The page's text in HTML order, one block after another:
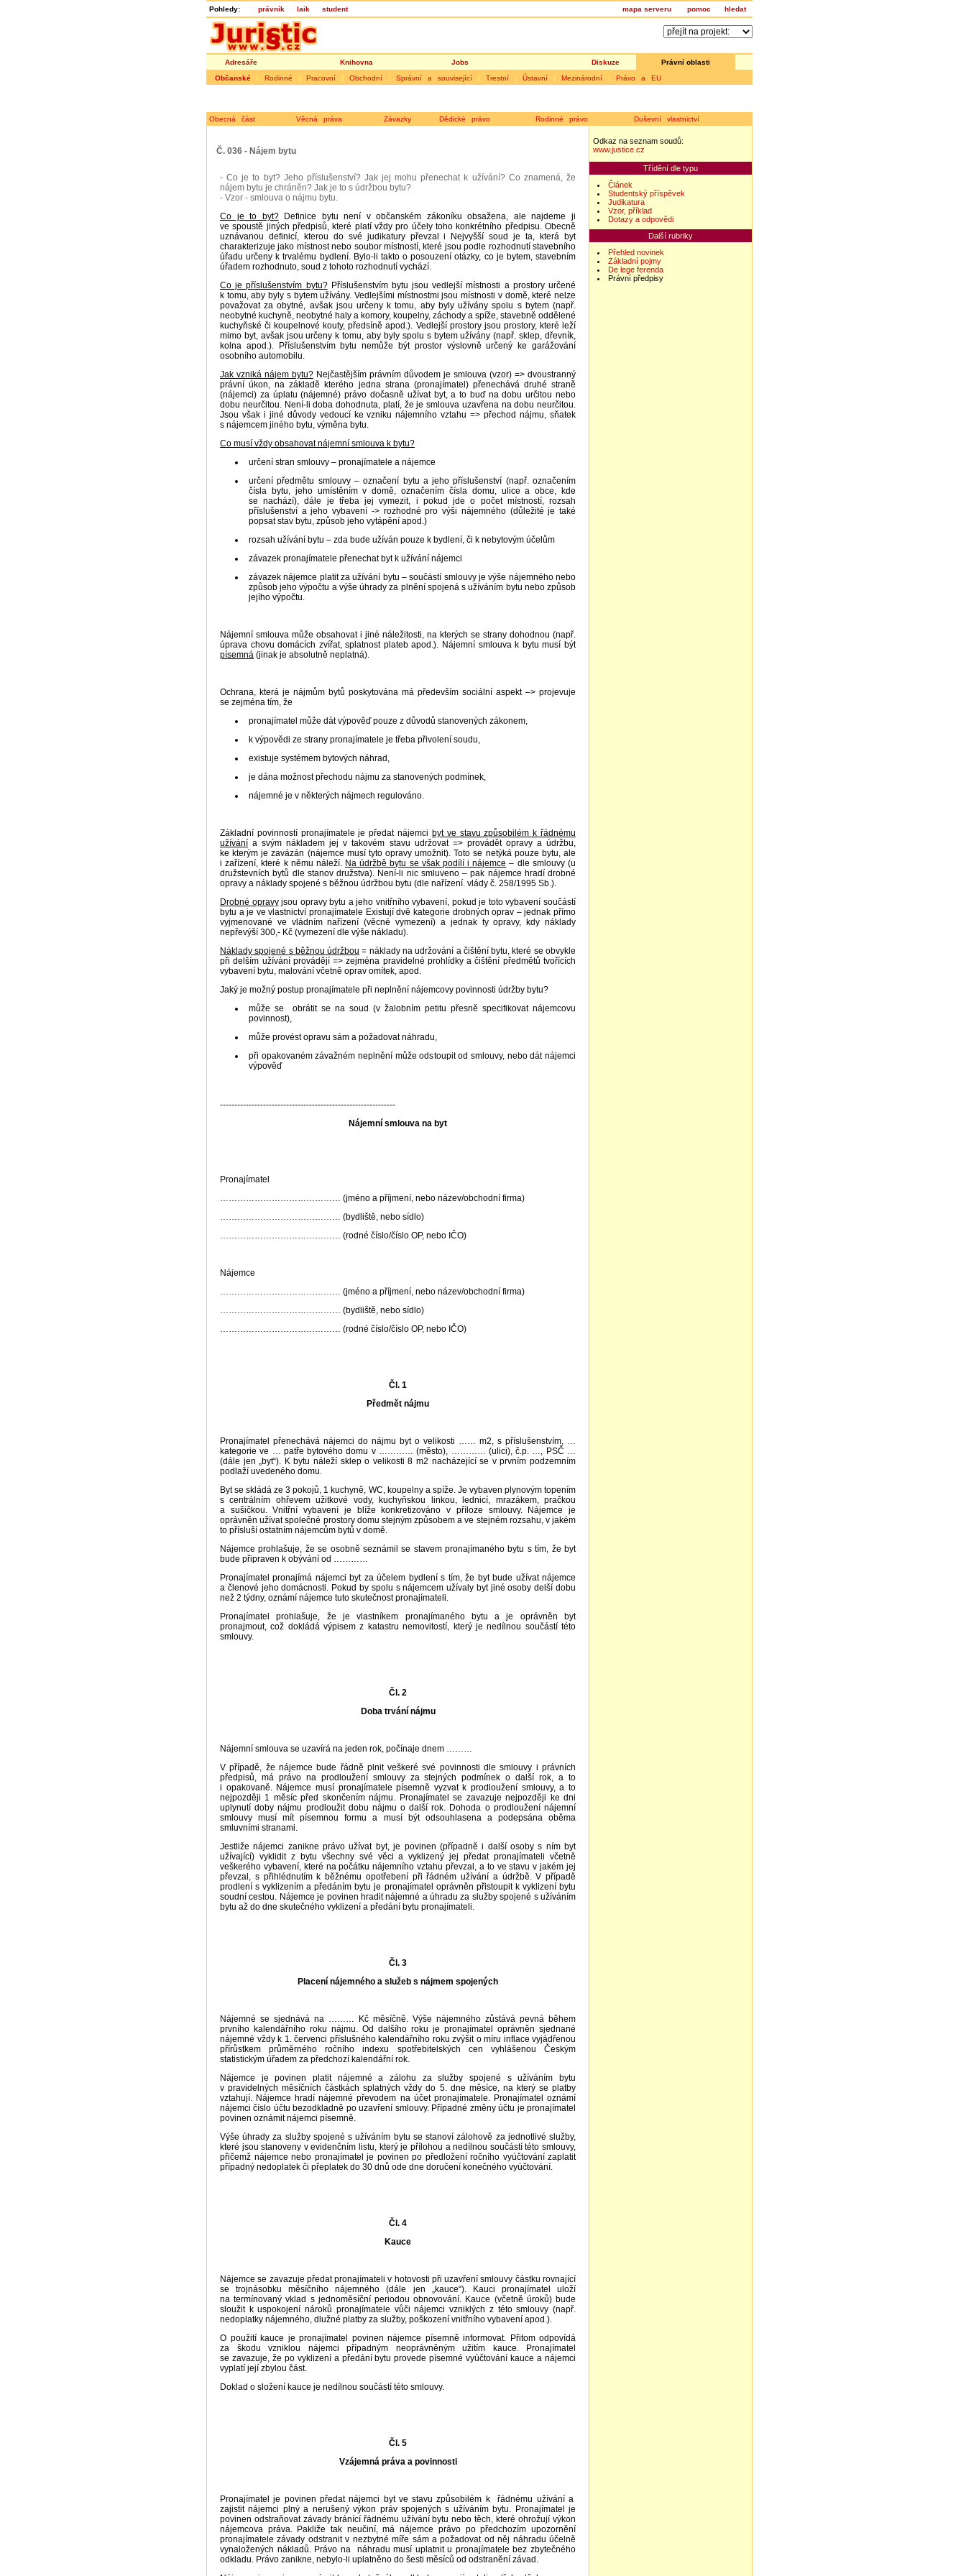
Pohledy: právník laik student mapa serveru pomoc hledat
Adresáře Knihovna Jobs Diskuze
Právní oblasti
Občanské | Rodinné | Pracovní | Obchodní | Správní a související | Trestní | Ústavní | Mezinárodní | Právo a EU
Obecná část Věcná práva Závazky Dědické právo Rodinné právo Duševní vlastnictví
Č. 036 - Nájem bytu
- Co je to byt? Jeho příslušenství? Jak jej mohu přenechat k užívání? Co znamená, že
nájem bytu je chráněn? Jak je to s údržbou bytu?
- Vzor - smlouva o nájmu bytu.
Co je to byt?Definice bytu není v občanském zákoníku obsažena, ale najdeme ji
ve spoustě jiných předpisů, které platí vždy pro účely toho konkrétního předpisu. Obecně
uznávanou definicí, kterou do své judikatury převzal i Nejvyšší soud je ta, která byt
charakterizuje jako místnost nebo soubor místností, které jsou podle rozhodnutí stavebního
úřadu určeny k trvalému bydlení. Bylo-li takto o posouzení otázky, co je bytem, stavebním
úřadem rozhodnuto, soud z tohoto rozhodnutí vychází.
Co je příslušenstvím bytu?Příslušenstvím bytu jsou vedlejší místnosti a prostory určené
k tomu, aby byly s bytem užívány. Vedlejšími místnostmi jsou místnosti v domě, které nelze
považovat za obytné, avšak jsou určeny k tomu, aby byly užívány spolu s bytem (např.
neobytné kuchyně, neobytné haly a komory, koupelny, záchody a spíže, stavebně oddělené
kuchyňské či koupelnové kouty, předsíně apod.). Vedlejší prostory jsou prostory, které leží
mimo byt, avšak jsou určeny k tomu, aby byly spolu s bytem užívány (např. sklep, dřevník,
kolna apod.). Příslušenstvím bytu nemůže být prostor výslovně určený ke garážování
osobního automobilu.
Jak vzniká nájem bytu? Nejčastějším právním důvodem je smlouva (vzor) => dvoustranný
právní úkon, na základě kterého jedna strana (pronajímatel) přenechává druhé straně
(nájemci) za úplatu (nájemné) právo dočasně užívat byt, a to buď na dobu určitou nebo
dobu neurčitou. Není-li doba dohodnuta, platí, že je smlouva uzavřena na dobu neurčitou.
Jsou však i jiné důvody vedoucí ke vzniku nájemního vztahu => přechod nájmu, sňatek
s nájemcem jiného bytu, výměna bytu.
Co musí vždy obsahovat nájemní smlouva k bytu?
určení stran smlouvy – pronajímatele a nájemce
určení předmětu smlouvy – označení bytu a jeho příslušenství (např. označením
čísla bytu, jeho umístěním v domě, označením čísla domu, ulice a obce, kde
se nachází), dále je třeba jej vymezit, i pokud jde o počet místností, rozsah
příslušenství a jeho vybavení -> rozhodné pro výši nájemného (důležité je také
popsat stav bytu, způsob jeho vytápění apod.)
rozsah užívání bytu – zda bude užíván pouze k bydlení, či k nebytovým účelům
závazek pronajímatele přenechat byt k užívání nájemci
závazek nájemce platit za užívání bytu – součástí smlouvy je výše nájemného nebo
způsob jeho výpočtu a výše úhrady za plnění spojená s užíváním bytu nebo způsob
jejího výpočtu.
Nájemní smlouva může obsahovat i jiné náležitosti, na kterých se strany dohodnou (např.
úprava chovu domácích zvířat, splatnost plateb apod.). Nájemní smlouva k bytu musí být
písemná (jinak je absolutně neplatná).
Ochrana, která je nájmům bytů poskytována má především sociální aspekt –> projevuje
se zejména tím, že
pronajímatel může dát výpověď pouze z důvodů stanovených zákonem,
k výpovědi ze strany pronajímatele je třeba přivolení soudu,
existuje systémem bytových náhrad,
je dána možnost přechodu nájmu za stanovených podmínek,
nájemné je v některých nájmech regulováno.
Základní povinností pronajímatele je předat nájemci byt ve stavu způsobilém k řádnému
užívání a svým nákladem jej v takovém stavu udržovat => provádět opravy a údržbu,
ke kterým je zavázán (nájemce musí tyto opravy umožnit). Toto se netýká pouze bytu, ale
i zařízení, které k němu náleží. Na údržbě bytu se však podílí i nájemce – dle smlouvy (u
družstevních bytů dle stanov družstva). Není-li nic smluveno – pak nájemce hradí drobné
opravy a náklady spojené s běžnou údržbou bytu (dle nařízení. vlády č. 258/1995 Sb.).
Drobné opravyjsou opravy bytu a jeho vnitřního vybavení, pokud je toto vybavení součástí
bytu a je ve vlastnictví pronajímatele Existují dvě kategorie drobných oprav – jednak přímo
vyjmenované ve vládním nařízení (věcné vymezení) a jednak ty opravy, kdy náklady
nepřevýší 300,- Kč (vymezení dle výše nákladu).
Náklady spojené s běžnou údržbou = náklady na udržování a čištění bytu, které se obvykle
při delším užívání provádějí => zejména pravidelné prohlídky a čištění předmětů tvořících
vybavení bytu, malování včetně oprav omítek, apod.
Jaký je možný postup pronajímatele při neplnění nájemcovy povinnosti údržby bytu?
může se obrátit se na soud (v žalobním petitu přesně specifikovat nájemcovu
povinnost),
může provést opravu sám a požadovat náhradu,
při opakovaném závažném neplnění může odstoupit od smlouvy, nebo dát nájemci
výpověď
-------------------------------------------------------------
Nájemní smlouva na byt
Pronajímatel
…………………………………… (jméno a příjmení, nebo název/obchodní firma)
…………………………………… (bydliště, nebo sídlo)
…………………………………… (rodné číslo/číslo OP, nebo IČO)
Nájemce
…………………………………… (jméno a příjmení, nebo název/obchodní firma)
…………………………………… (bydliště, nebo sídlo)
…………………………………… (rodné číslo/číslo OP, nebo IČO)
Čl. 1
Předmět nájmu
Pronajímatel přenechává nájemci do nájmu byt o velikosti …… m2, s příslušenstvím, …
kategorie ve … patře bytového domu v ………… (město), ………… (ulici), č.p. …, PSČ …
(dále jen „byt“). K bytu náleží sklep o velikosti 8 m2 nacházející se v prvním podzemním
podlaží uvedeného domu.
Byt se skládá ze 3 pokojů, 1 kuchyně, WC, koupelny a spíže. Je vybaven plynovým topením
s centrálním ohřevem užitkové vody, kuchyňskou linkou, lednicí, mrazákem, pračkou
a sušičkou. Vnitřní vybavení je blíže konkretizováno v příloze smlouvy. Nájemce je
oprávněn užívat společné prostory domu stejným způsobem a ve stejném rozsahu, v jakém
to přísluší ostatním nájemcům bytů v domě.
Nájemce prohlašuje, že se osobně seznámil se stavem pronajímaného bytu s tím, že byt
bude připraven k obývání od …………
Pronajímatel pronajímá nájemci byt za účelem bydlení s tím, že byt bude užívat nájemce
a členové jeho domácnosti. Pokud by spolu s nájemcem užívaly byt jiné osoby delší dobu
než 2 týdny, oznámí nájemce tuto skutečnost pronajímateli.
Pronajímatel prohlašuje, že je vlastníkem pronajímaného bytu a je oprávněn byt
pronajmout, což dokládá výpisem z katastru nemovitostí, který je nedílnou součástí této
smlouvy.
Čl. 2
Doba trvání nájmu
Nájemní smlouva se uzavírá na jeden rok, počínaje dnem ………
V případě, že nájemce bude řádně plnit veškeré své povinnosti dle smlouvy i právních
předpisů, má právo na prodloužení smlouvy za stejných podmínek o další rok, a to
i opakovaně. Nájemce musí pronajímatele písemně vyzvat k prodloužení smlouvy, a to
nejpozději 1 měsíc před skončením nájmu. Pronajímatel se zavazuje nejpozději ke dni
uplynutí doby nájmu prodloužit dobu nájmu o další rok. Dohoda o prodloužení nájemní
smlouvy musí mít písemnou formu a musí být odsouhlasena a podepsána oběma
smluvními stranami.
Jestliže nájemci zanikne právo užívat byt, je povinen (případně i další osoby s ním byt
užívající) vyklidit z bytu všechny své věci a vyklizený jej předat pronajímateli včetně
veškerého vybavení, které na počátku nájemního vztahu převzal, a to ve stavu v jakém jej
převzal, s přihlédnutím k běžnému opotřebení při řádném užívání a údržbě. V případě
prodlení s vyklizením a předáním bytu je pronajímatel oprávněn přistoupit k vyklizení bytu
soudní cestou. Nájemce je povinen hradit nájemné a úhradu za služby spojené s užíváním
bytu až do dne skutečného vyklizení a předání bytu pronajímateli.
Čl. 3
Placení nájemného a služeb s nájmem spojených
Nájemné se sjednává na ……… Kč měsíčně. Výše nájemného zůstává pevná během
prvního kalendářního roku nájmu. Od dalšího roku je pronajímatel oprávněn sjednané
nájemné vždy k 1. červenci příslušného kalendářního roku zvýšit o míru inflace vyjádřenou
přírůstkem průměrného ročního indexu spotřebitelských cen vyhlášenou Českým
statistickým úřadem za předchozí kalendářní rok.
Nájemce je povinen platit nájemné a zálohu za služby spojené s užíváním bytu
v pravidelných měsíčních částkách splatných vždy do 5. dne měsíce, na který se platby
vztahují. Nájemce hradí nájemné převodem na účet pronajímatele. Pronajímatel oznámí
nájemci číslo účtu bezodkladně po uzavření smlouvy. Případné změny účtu je pronajímatel
povinen oznámit nájemci písemně.
Výše úhrady za služby spojené s užíváním bytu se stanoví zálohově za jednotlivé služby,
které jsou stanoveny v evidenčním listu, který je přílohou a nedílnou součástí této smlouvy,
přičemž nájemce nebo pronajímatel je povinen po předložení ročního vyúčtování zaplatit
případný nedoplatek či přeplatek do 30 dnů ode dne doručení konečného vyúčtování.
Čl. 4
Kauce
Nájemce se zavazuje předat pronajímateli v hotovosti při uzavření smlouvy částku rovnající
se trojnásobku měsíčního nájemného (dále jen „kauce“). Kauci pronajímatel uloží
na termínovaný vklad s jednoměsíční periodou obnovování. Kauce (včetně úroků) bude
sloužit k uspokojení nároků pronajímatele vůči nájemci vzniklých z této smlouvy (např.
nedoplatky nájemného, dlužné platby za služby, poškození vnitřního vybavení apod.).
O použití kauce je pronajímatel povinen nájemce písemně informovat. Přitom odpovídá
za škodu vzniklou nájemci případným neoprávněným užitím kauce. Pronajímatel
se zavazuje, že po vyklizení a předání bytu provede písemné vyúčtování kauce a nájemci
vyplatí její zbylou část.
Doklad o složení kauce je nedílnou součástí této smlouvy.
Čl. 5
Vzájemná práva a povinnosti
Pronajímatel je povinen předat nájemci byt ve stavu způsobilém k řádnému užívání a
zajistit nájemci plný a nerušený výkon práv spojených s užíváním bytu. Pronajímatel je
povinen odstraňovat závady bránící řádnému užívání bytu nebo těch, které ohrožují výkon
nájemcova práva. Pakliže tak neučiní, má nájemce právo po předchozím upozornění
pronajímatele závady odstranit v nezbytné míře sám a požadovat od něj náhradu účelně
vynaložených nákladů. Právo na náhradu musí uplatnit u pronajímatele bez zbytečného
odkladu. Právo zanikne, nebylo-li uplatněno do šesti měsíců od odstranění závad.
Odkaz na seznam soudů:
www.justice.cz
Třídění dle typu
Článek
Studentský příspěvek
Judikatura
Vzor, příklad
Dotazy a odpovědi
Další rubriky
Přehled novinek
Základní pojmy
De lege ferenda
Právní předpisy